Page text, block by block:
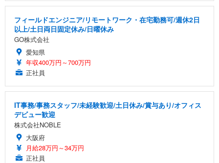
フィールドエンジニア/リモートワーク・在宅勤務可/週休2日
以上/土日両日固定休み/日曜休み
GO株式会社
愛知県
年収400万円～700万円
正社員
IT事務/事務スタッフ/未経験歓迎/土日休み/賞与あり/オフィス
デビュー歓迎
株式会社NOBLE
大阪府
月給28万円～34万円
正社員